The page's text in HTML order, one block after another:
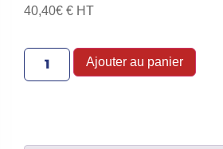
40,40€ € HT
Ajouter au panier